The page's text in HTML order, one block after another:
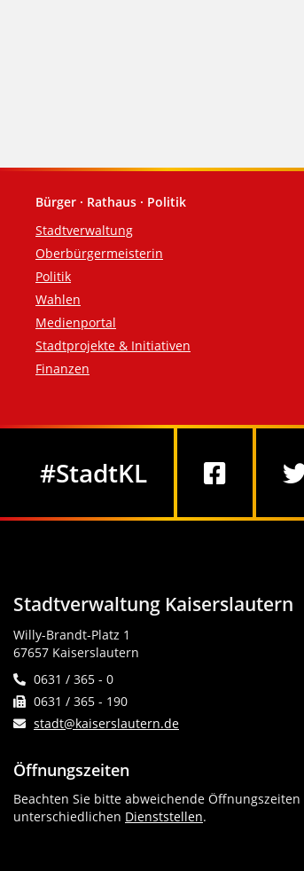
Fußzeile
Bürger · Rathaus · Politik
Stadtverwaltung
Oberbürgermeisterin
Politik
Wahlen
Medienportal
Stadtprojekte & Initiativen
Finanzen
#StadtKL
Stadtverwaltung Kaiserslautern
Willy-Brandt-Platz 1
67657 Kaiserslautern
0631 / 365 - 0
0631 / 365 - 190
stadt@kaiserslautern.de
Öffnungszeiten
Beachten Sie bitte abweichende
unterschiedlichen Dienststellen.